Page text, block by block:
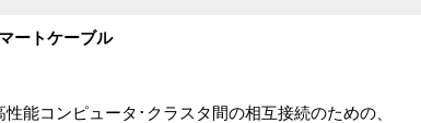
ートケーブル
能コンピュータ･クラスタ間の相互接続のための、